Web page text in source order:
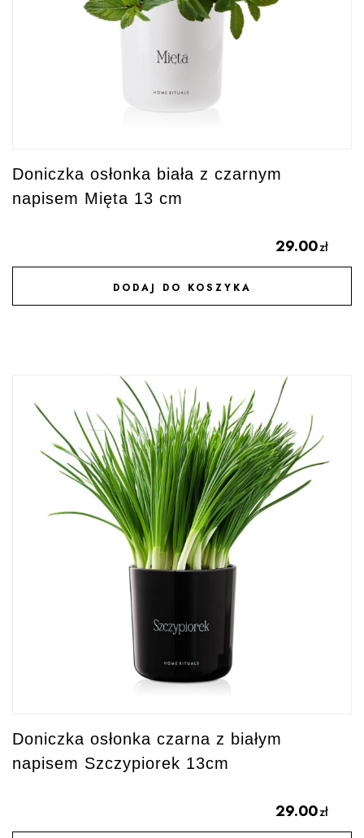
Doniczka osłonka biała z czarnym
napisem Mięta 13 cm
29.00zł
DODAJ DO KOSZYKA
DODAJ DO ULUBIONYCH
Doniczka osłonka czarna z białym
napisem Szczypiorek 13cm
29.00zł